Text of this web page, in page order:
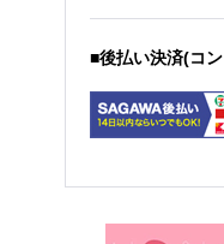
■後払い決済(コ